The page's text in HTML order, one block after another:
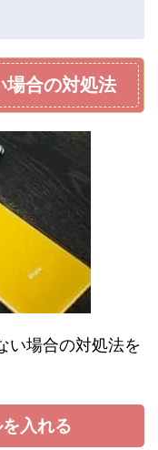
場合の対処法
い場合の対処法を
入れる